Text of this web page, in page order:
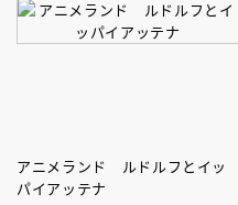
アニメランド ルドルフとイッ
パイアッテナ